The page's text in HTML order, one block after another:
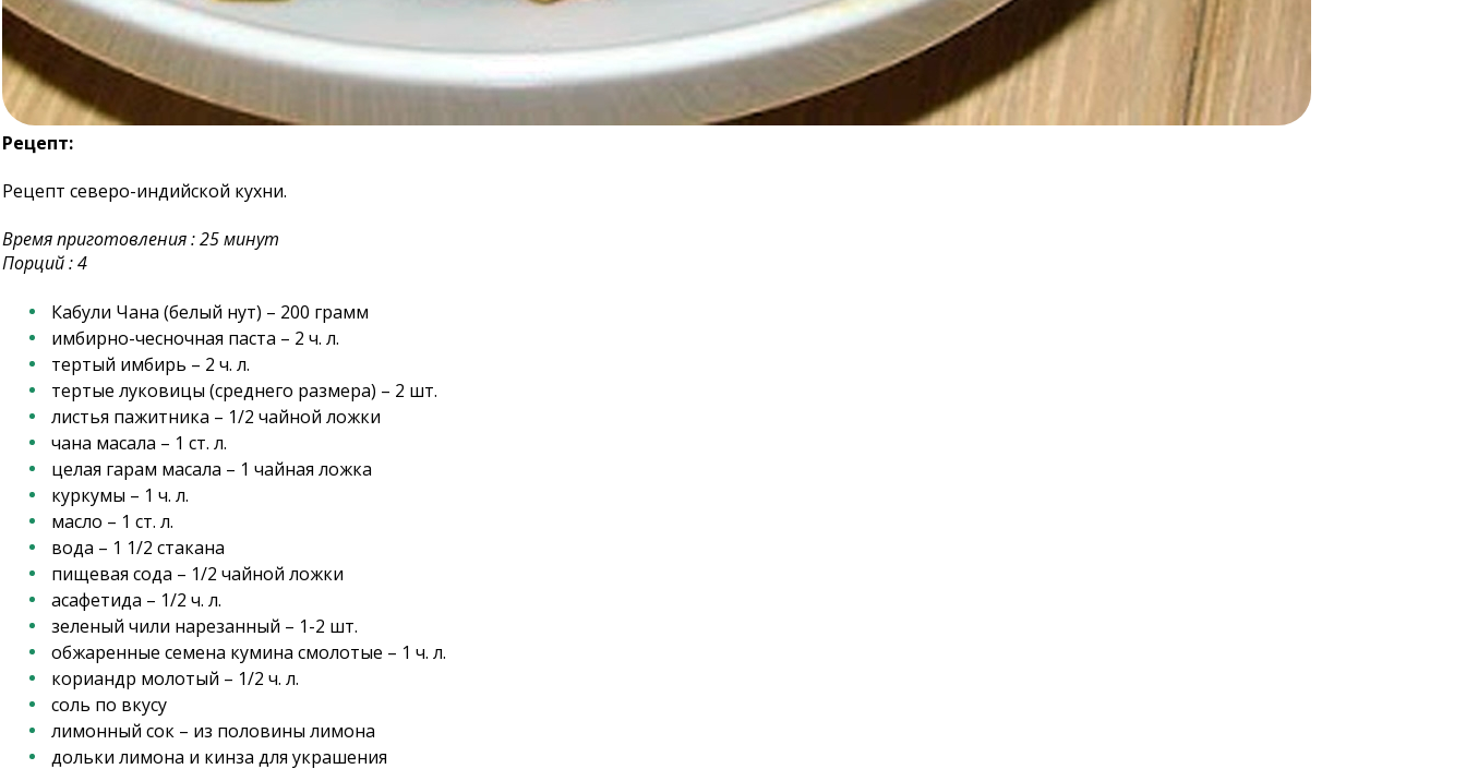
Рецепт:
Рецепт северо-индийской кухни.
Время приготовления : 25 минут
Порций : 4
Кабули Чана (белый нут) – 200 грамм
имбирно-чесночная паста – 2 ч. л.
тертый имбирь – 2 ч. л.
тертые луковицы (среднего размера) – 2 шт.
листья пажитника – 1/2 чайной ложки
чана масала – 1 ст. л.
целая гарам масала – 1 чайная ложка
куркумы – 1 ч. л.
масло – 1 ст. л.
вода – 1 1/2 стакана
пищевая сода – 1/2 чайной ложки
асафетида – 1/2 ч. л.
зеленый чили нарезанный – 1-2 шт.
обжаренные семена кумина смолотые – 1 ч. л.
кориандр молотый – 1/2 ч. л.
соль по вкусу
лимонный сок – из половины лимона
дольки лимона и кинза для украшения